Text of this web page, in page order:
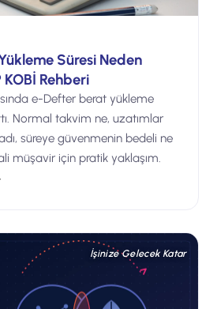
Süresi Neden
Rehberi
e-Defter berat yükleme
Normal takvim ne, uzatımlar
süreye güvenmenin bedeli ne
müşavir için pratik yaklaşım.
Defter Berat Yükleme Süresi
İşinize Gelecek Katar